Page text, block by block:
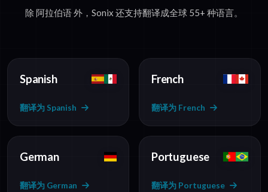
除 阿拉伯语 外，Sonix 还支持翻译成全球 55+ 种语言。
Spanish
翻译为 Spanish
French
翻译为 French
German
翻译为 German
Portuguese
翻译为 Portuguese